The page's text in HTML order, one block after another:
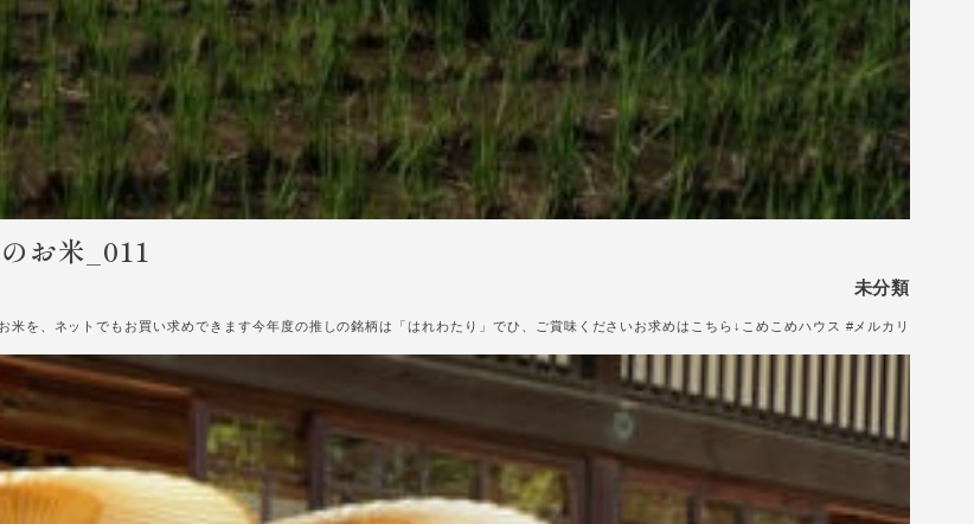
お米_011
未分類
を、ネットでもお買い求めできます今年度の推しの銘柄は「はれわたり」でひ、ご賞味くださいお求めはこちら↓こめこめハウス #メルカリ